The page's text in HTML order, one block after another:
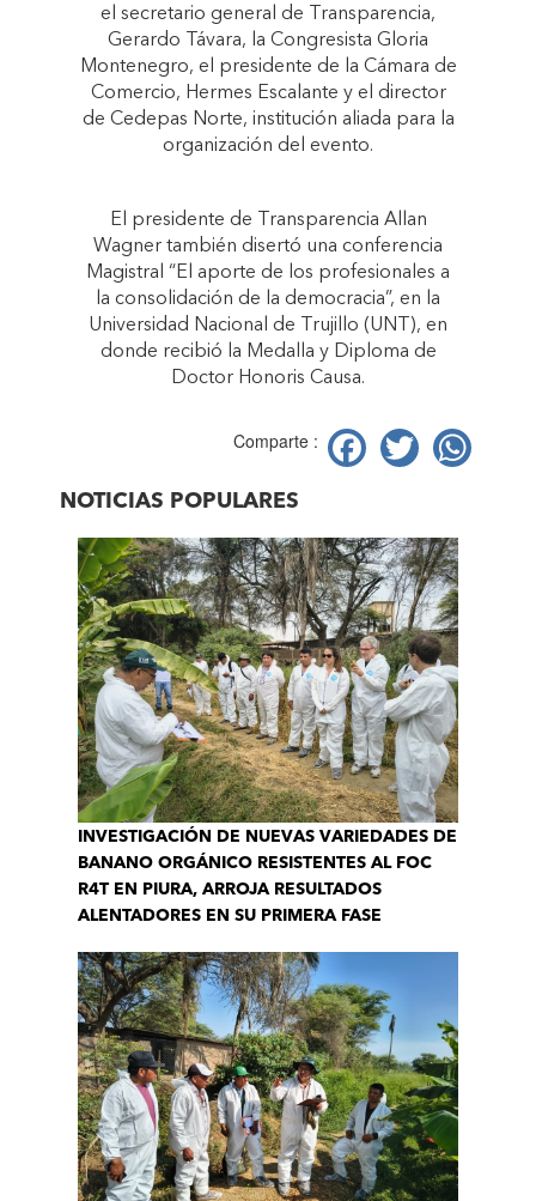
el secretario general de Transparencia,
Gerardo Távara, la Congresista Gloria
Montenegro, el presidente de la Cámara de
Comercio, Hermes Escalante y el director
de Cedepas Norte, institución aliada para la
organización del evento.
El presidente de Transparencia Allan
Wagner también disertó una conferencia
Magistral “El aporte de los profesionales a
la consolidación de la democracia”, en la
Universidad Nacional de Trujillo (UNT), en
donde recibió la Medalla y Diploma de
Doctor Honoris Causa.
Comparte : Facebook
Twitter
NOTICIAS POPULARES
INVESTIGACIÓN DE NUEVAS VARIEDADES DE
BANANO ORGÁNICO RESISTENTES AL FOC
R4T EN PIURA, ARROJA RESULTADOS
ALENTADORES EN SU PRIMERA FASE